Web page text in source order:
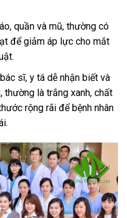
quần và mũ, thường có
để giảm áp lực cho mắt
sĩ, y tá dễ nhận biết và
thường là trắng xanh, chất
rộng rãi để bệnh nhân
.